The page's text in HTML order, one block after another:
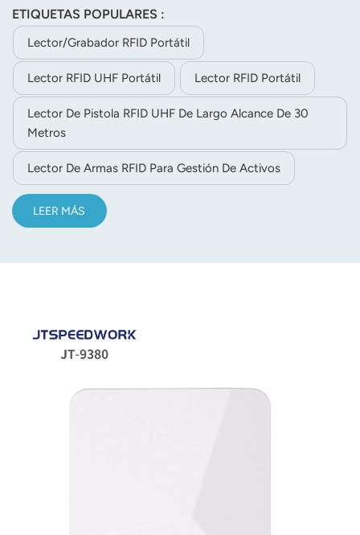
comunicación múltiple y una expansión de 256 GB para
mayor eficiencia en el sitio.
ETIQUETAS POPULARES :
Lector/grabador RFID Portátil
Lector RFID UHF Portátil Lector RFID Portátil
Lector De Pistola RFID UHF De Largo Alcance De 30
Metros
Lector De Armas RFID Para Gestión De Activos
LEER MÁS